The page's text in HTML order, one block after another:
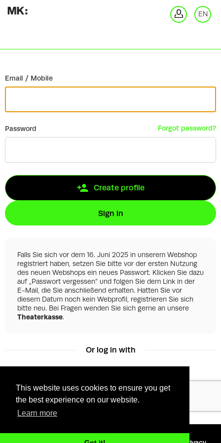
This website uses cookies to ensure you get
the best experience on our website.
Learn more
EN
Email / Mobile
Password Forgot password?
Create profile
Sign in
Falls Sie sich vor dem 16. Juni 2025 in unserem Webshop
registriert haben, setzen Sie bitte vor der ersten Nutzung
des neuen Webshops ein neues Passwort. Klicken Sie dazu
auf „Passwort vergessen“ und folgen Sie dem Link in der
E-Mail, die Sie anschließend erhalten. Hatten Sie vor
diesem Datum noch kein Webprofil, registrieren Sie sich
bitte neu. Bei Fragen wenden Sie sich gerne an unsere
Theaterkasse.
Or log in with
Facebook